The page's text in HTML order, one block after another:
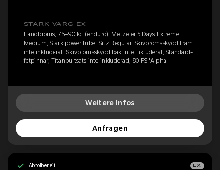
STARK VARG EX
Handbroms, 75–90 kg (enduro), Metzeler 6 Days Extreme
Medium, Stark power tube, Sitz Regular, Skivbromsskydd fram
inte inkluderat, Skivbromsskydd bak inte inkluderat, Standard-
fotpinnar, Titanbultsats inte inkluderad, 80 PS 'Alpha'
Weitere Infos
Anfragen
Abholbereit EX